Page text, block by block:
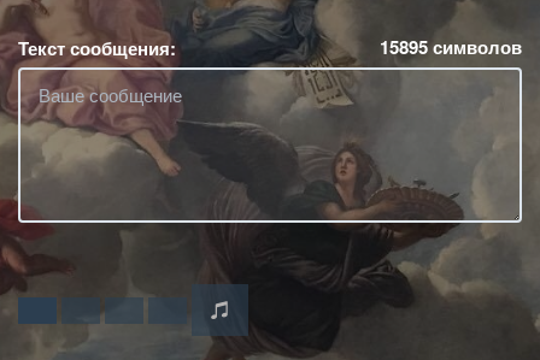
Текст сообщения: 15895символов